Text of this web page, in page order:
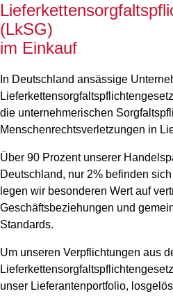
(LkSG)
im Einkauf
In Deutschland ansässige
die unternehmerischen
Menschenrechtsverletzungen in
Über 90 Prozent unserer
Deutschland, nur 2% befinden
legen wir besonderen Wert auf
Geschäftsbeziehungen und
Standards.
Um unseren Verpflichtungen aus
unser Lieferantenportfolio,